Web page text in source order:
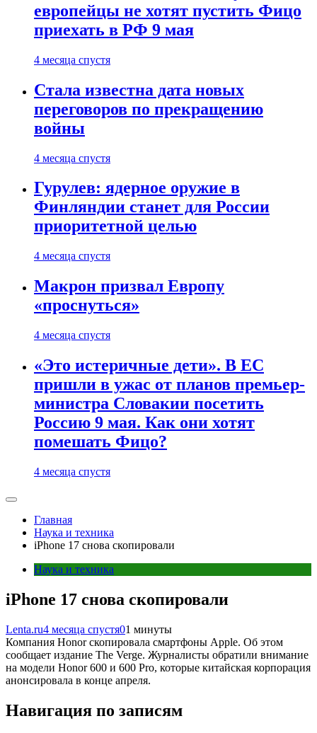
европейцы не хотят пустить Фицо
приехать в РФ 9 мая
4 месяца спустя
Стала известна дата новых
переговоров по прекращению
войны
4 месяца спустя
Гурулев: ядерное оружие в
Финляндии станет для России
приоритетной целью
4 месяца спустя
Макрон призвал Европу
«проснуться»
4 месяца спустя
«Это истеричные дети». В ЕС
пришли в ужас от планов премьер-
министра Словакии посетить
Россию 9 мая. Как они хотят
помешать Фицо?
4 месяца спустя
Главная
Наука и техника
iPhone 17 снова скопировали
Наука и техника
iPhone 17 снова скопировали
Lenta.ru4 месяца спустя01 минуты
Компания Honor скопировала смартфоны Apple. Об этом
сообщает издание The Verge. Журналисты обратили внимание
на модели Honor 600 и 600 Pro, которые китайская корпорация
анонсировала в конце апреля.
Навигация по записям